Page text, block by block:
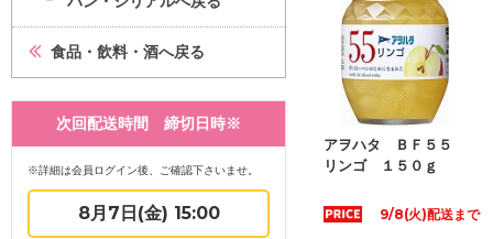
食品・飲料・酒へ戻る
次回配送時間 締切日時※
※詳細は会員ログイン後、ご確認下さいませ。
8月7日(金) 15:00
アヲハタ ＢＦ５５
リンゴ １５０ｇ
9/8(火)配送まで